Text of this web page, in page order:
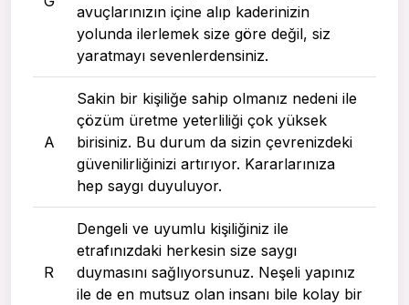
avuçlarınızın içine alıp kaderinizin
yolunda ilerlemek size göre değil, siz
yaratmayı sevenlerdensiniz.
A
Sakin bir kişiliğe sahip olmanız nedeni ile
çözüm üretme yeterliliği çok yüksek
birisiniz. Bu durum da sizin çevrenizdeki
güvenilirliğinizi artırıyor. Kararlarınıza
hep saygı duyuluyor.
R
Dengeli ve uyumlu kişiliğiniz ile
etrafınızdaki herkesin size saygı
duymasını sağlıyorsunuz. Neşeli yapınız
ile de en mutsuz olan insanı bile kolay bir